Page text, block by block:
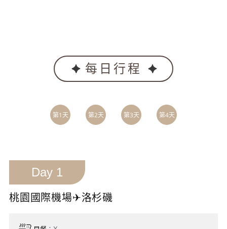
每日行程
第1天 第2天 第3天 第4天
Day 1
桃園國際機場✈洛杉磯